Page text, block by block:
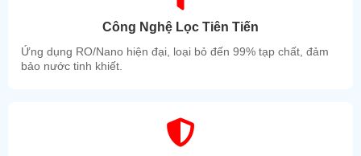
Công Nghệ Lọc Tiên Tiến
Ứng dụng RO/Nano hiện đại, loại bỏ đến 99% tạp chất, đảm
bảo nước tinh khiết.